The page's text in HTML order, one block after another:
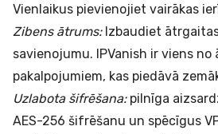
Vienlaikus pievienojiet vairākas
Zibens ātrums:Izbaudiet
savienojumu. IPVanish ir viens no
pakalpojumiem, kas piedāvā
Uzlabota šifrēšana: pilnīga
AES-256 šifrēšanu un spēcīgus